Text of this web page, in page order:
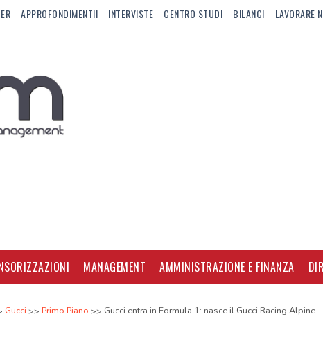
APPROFONDIMENTII INTERVISTE CENTRO STUDI BILANCI LAVORARE
MANAGEMENT AMMINISTRAZIONE E FINANZA
Gucci Primo Piano
Gucci entra in Formula 1: nasce il Gucci Racing Alpine